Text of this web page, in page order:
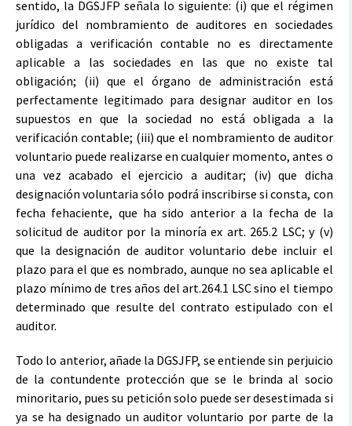
sentido, la DGSJFP señala lo siguiente: (i) que el régimen
jurídico del nombramiento de auditores en sociedades
obligadas a verificación contable no es directamente
aplicable a las sociedades en las que no existe tal
obligación; (ii) que el órgano de administración está
perfectamente legitimado para designar auditor en los
supuestos en que la sociedad no está obligada a la
verificación contable; (iii) que el nombramiento de auditor
voluntario puede realizarse en cualquier momento, antes o
una vez acabado el ejercicio a auditar; (iv) que dicha
designación voluntaria sólo podrá inscribirse si consta, con
fecha fehaciente, que ha sido anterior a la fecha de la
solicitud de auditor por la minoría ex art. 265.2 LSC; y (v)
que la designación de auditor voluntario debe incluir el
plazo para el que es nombrado, aunque no sea aplicable el
plazo mínimo de tres años del art.264.1 LSC sino el tiempo
determinado que resulte del contrato estipulado con el
auditor.
Todo lo anterior, añade la DGSJFP, se entiende sin perjuicio
de la contundente protección que se le brinda al socio
minoritario, pues su petición solo puede ser desestimada si
ya se ha designado un auditor voluntario por parte de la